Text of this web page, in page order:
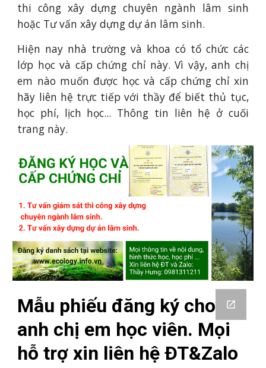
thi công xây dựng chuyên ngành lâm sinh
hoặc Tư vấn xây dựng dự án lâm sinh.
Hiện nay nhà trường và khoa có tổ chức các
lớp học và cấp chứng chỉ này. Vì vậy, anh chị
em nào muốn được học và cấp chứng chỉ xin
hãy liên hệ trực tiếp với thầy để biết thủ tục,
học phí, lịch học... Thông tin liên hệ ở cuối
trang này.